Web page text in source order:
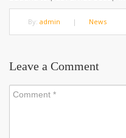
By: admin | News
Leave a Comment